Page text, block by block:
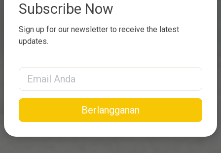
Subscribe Now
Sign up for our newsletter to receive the latest
updates.
Email Address
Berlangganan